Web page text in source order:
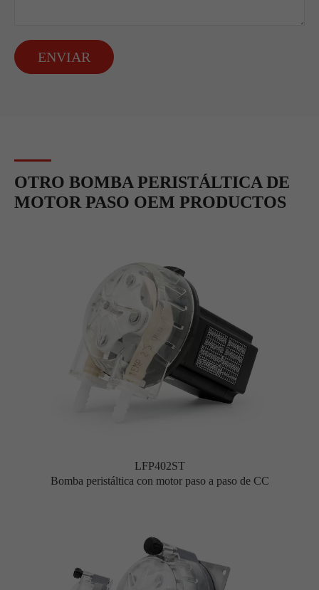
ENVIAR
OTRO BOMBA PERISTÁLTICA DE
MOTOR PASO OEM PRODUCTOS
LFP402ST
Bomba peristáltica con motor paso a paso de CC